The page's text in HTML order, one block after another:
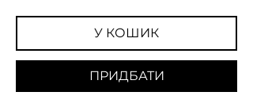
У КОШИК
ПРИДБАТИ